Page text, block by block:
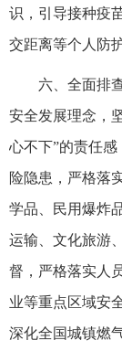
识，引导接种疫
交距离等个人防
六、全面排
安全发展理念，
心不下”的责任
险隐患，严格落
学品、民用爆炸
运输、文化旅游
督，严格落实人
业等重点区域安
深化全国城镇燃